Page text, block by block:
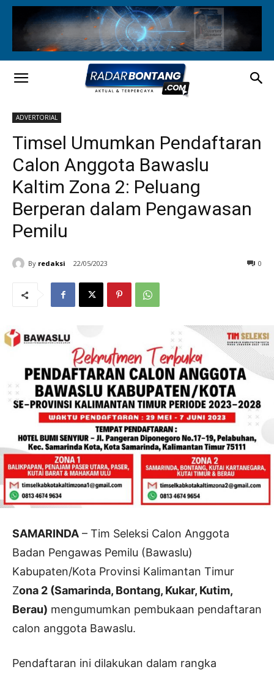
ADVERTORIAL
Timsel Umumkan Pendaftaran
Calon Anggota Bawaslu
Kaltim Zona 2: Peluang
Berperan dalam Pengawasan
Pemilu
By redaksi 22/05/2023 0
SAMARINDA – Tim Seleksi Calon Anggota
Badan Pengawas Pemilu (Bawaslu)
Kabupaten/Kota Provinsi Kalimantan Timur
Zona 2 (Samarinda, Bontang, Kukar, Kutim,
Berau) mengumumkan pembukaan pendaftaran
calon anggota Bawaslu.
Pendaftaran ini dilakukan dalam rangka